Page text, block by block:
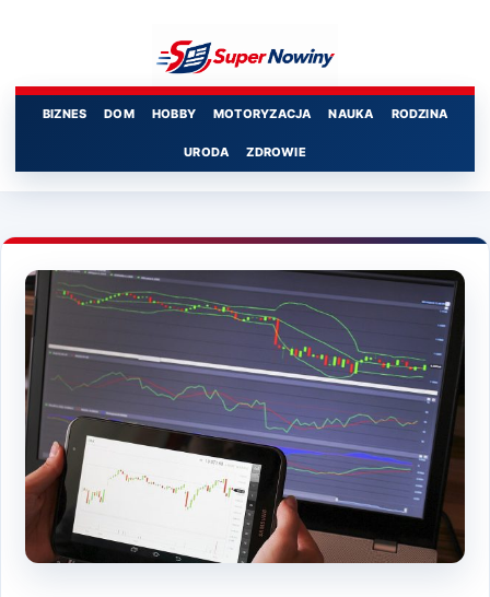
BIZNES DOM HOBBY MOTORYZACJA NAUKA RODZINA
URODA ZDROWIE